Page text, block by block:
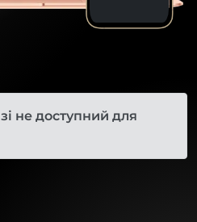
не доступний для